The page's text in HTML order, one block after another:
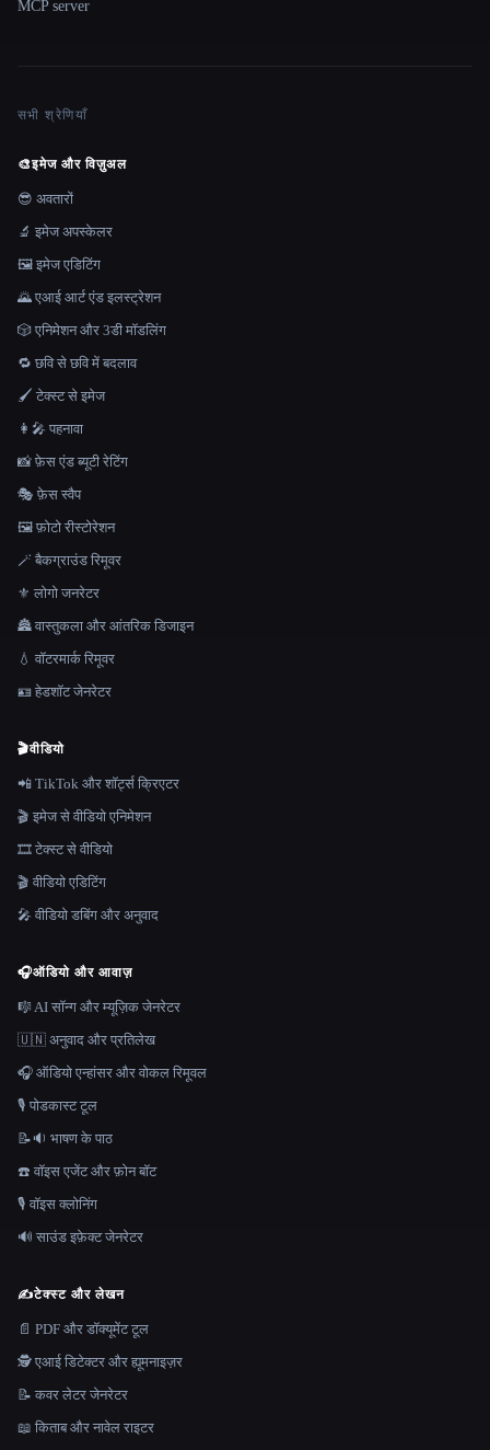
MCP server
सभी श्रेणियाँ
🎨इमेज और विज़ुअल
😎 अवतारों
🔬 इमेज अपस्केलर
🖼️ इमेज एडिटिंग
🌄 एआई आर्ट एंड इलस्ट्रेशन
🎲 एनिमेशन और 3डी मॉडलिंग
🔁 छवि से छवि में बदलाव
🖌️ टेक्स्ट से इमेज
👩‍🎤 पहनावा
📸 फ़ेस एंड ब्यूटी रेटिंग
🎭 फ़ेस स्वैप
🖼️ फ़ोटो रीस्टोरेशन
🪄 बैकग्राउंड रिमूवर
⚜️ लोगो जनरेटर
🏯 वास्तुकला और आंतरिक डिजाइन
💧 वॉटरमार्क रिमूवर
🪪 हेडशॉट जेनरेटर
🎬वीडियो
📲 TikTok और शॉर्ट्स क्रिएटर
🎬 इमेज से वीडियो एनिमेशन
🎞️ टेक्स्ट से वीडियो
🎬 वीडियो एडिटिंग
🎤 वीडियो डबिंग और अनुवाद
🎧ऑडियो और आवाज़
🎼 AI सॉन्ग और म्यूज़िक जेनरेटर
🇺🇳 अनुवाद और प्रतिलेख
🎧 ऑडियो एन्हांसर और वोकल रिमूवल
🎙️ पोडकास्ट टूल
📝🔉 भाषण के पाठ
☎️ वॉइस एजेंट और फ़ोन बॉट
🎙️ वॉइस क्लोनिंग
🔊 साउंड इफ़ेक्ट जेनरेटर
✍️टेक्स्ट और लेखन
📄 PDF और डॉक्यूमेंट टूल
🕵️ एआई डिटेक्टर और ह्यूमनाइज़र
📝 कवर लेटर जेनरेटर
📖 किताब और नावेल राइटर